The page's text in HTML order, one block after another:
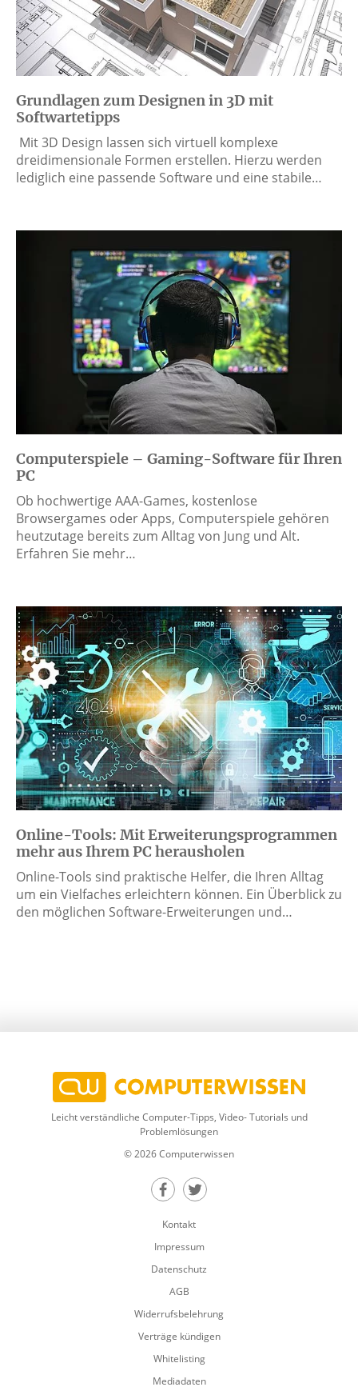
Grundlagen zum Designen in 3D mit
Softwartetipps
Mit 3D Design lassen sich virtuell komplexe
dreidimensionale Formen erstellen. Hierzu werden
lediglich eine passende Software und eine stabile…
Computerspiele – Gaming-Software für Ihren
PC
Ob hochwertige AAA-Games, kostenlose
Browsergames oder Apps, Computerspiele gehören
heutzutage bereits zum Alltag von Jung und Alt.
Erfahren Sie mehr…
Online-Tools: Mit Erweiterungsprogrammen
mehr aus Ihrem PC herausholen
Online-Tools sind praktische Helfer, die Ihren Alltag
um ein Vielfaches erleichtern können. Ein Überblick zu
den möglichen Software-Erweiterungen und…
Leicht verständliche Computer-Tipps, Video- Tutorials und
Problemlösungen
© 2026 Computerwissen
Teilen auf Facebook
Teilen auf Twitter
Kontakt
Impressum
Datenschutz
AGB
Widerrufsbelehrung
Verträge kündigen
Whitelisting
Mediadaten